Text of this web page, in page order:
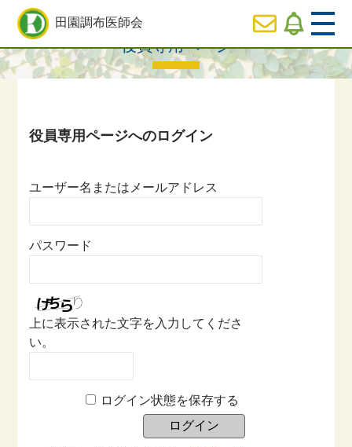
田園調布医師会
  HOME
  役員専用ページ
HOME>
役員専用ページ
ユーザー名またはメールアドレス
パスワード
上に表示された文字を入力してくださ
い。
ログイン状態を保存する